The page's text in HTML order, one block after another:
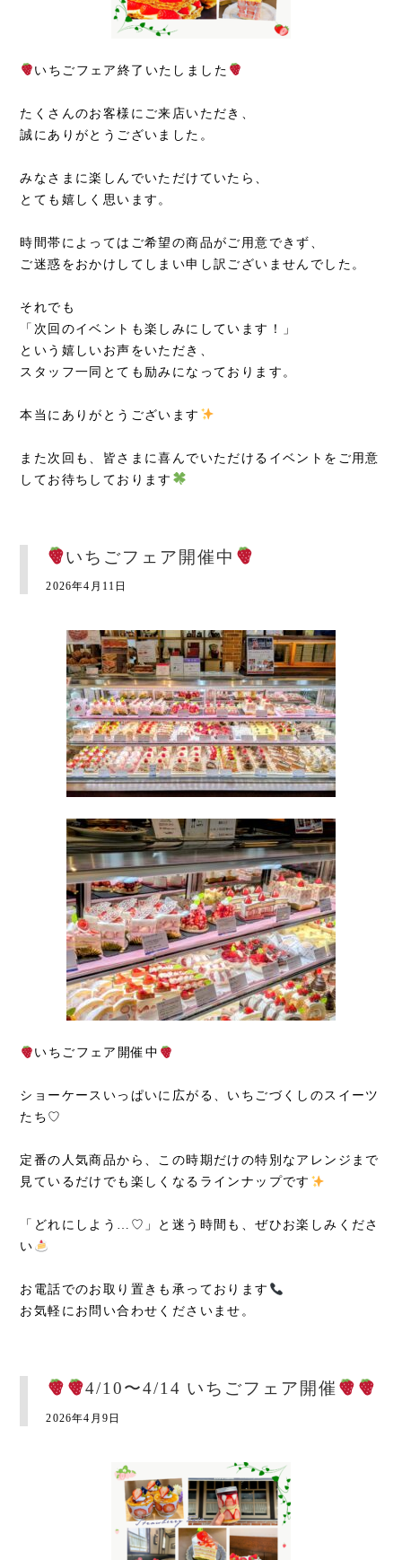
いちごフェア終了いたしました
たくさんのお客様にご来店いただき、
誠にありがとうございました。
みなさまに楽しんでいただけていたら、
とても嬉しく思います。
時間帯によってはご希望の商品がご用意できず、
ご迷惑をおかけしてしまい申し訳ございませんでした。
それでも
「次回のイベントも楽しみにしています！」
という嬉しいお声をいただき、
スタッフ一同とても励みになっております。
本当にありがとうございます
また次回も、皆さまに喜んでいただけるイベントをご用意
してお待ちしております
いちごフェア開催中
2026年4月11日
いちごフェア開催中
ショーケースいっぱいに広がる、いちごづくしのスイーツ
たち♡
定番の人気商品から、この時期だけの特別なアレンジまで
見ているだけでも楽しくなるラインナップです
「どれにしよう…♡」と迷う時間も、ぜひお楽しみくださ
い
お電話でのお取り置きも承っております
お気軽にお問い合わせくださいませ。
4/10〜4/14 いちごフェア開催
2026年4月9日